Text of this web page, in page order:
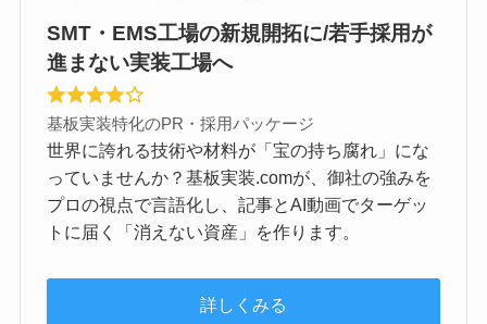
SMT・EMS工場の新規開拓に/若手採用が
進まない実装工場へ
基板実装特化のPR・採用パッケージ
世界に誇れる技術や材料が「宝の持ち腐れ」にな
っていませんか？基板実装.comが、御社の強みを
プロの視点で言語化し、記事とAI動画でターゲッ
トに届く「消えない資産」を作ります。
詳しくみる